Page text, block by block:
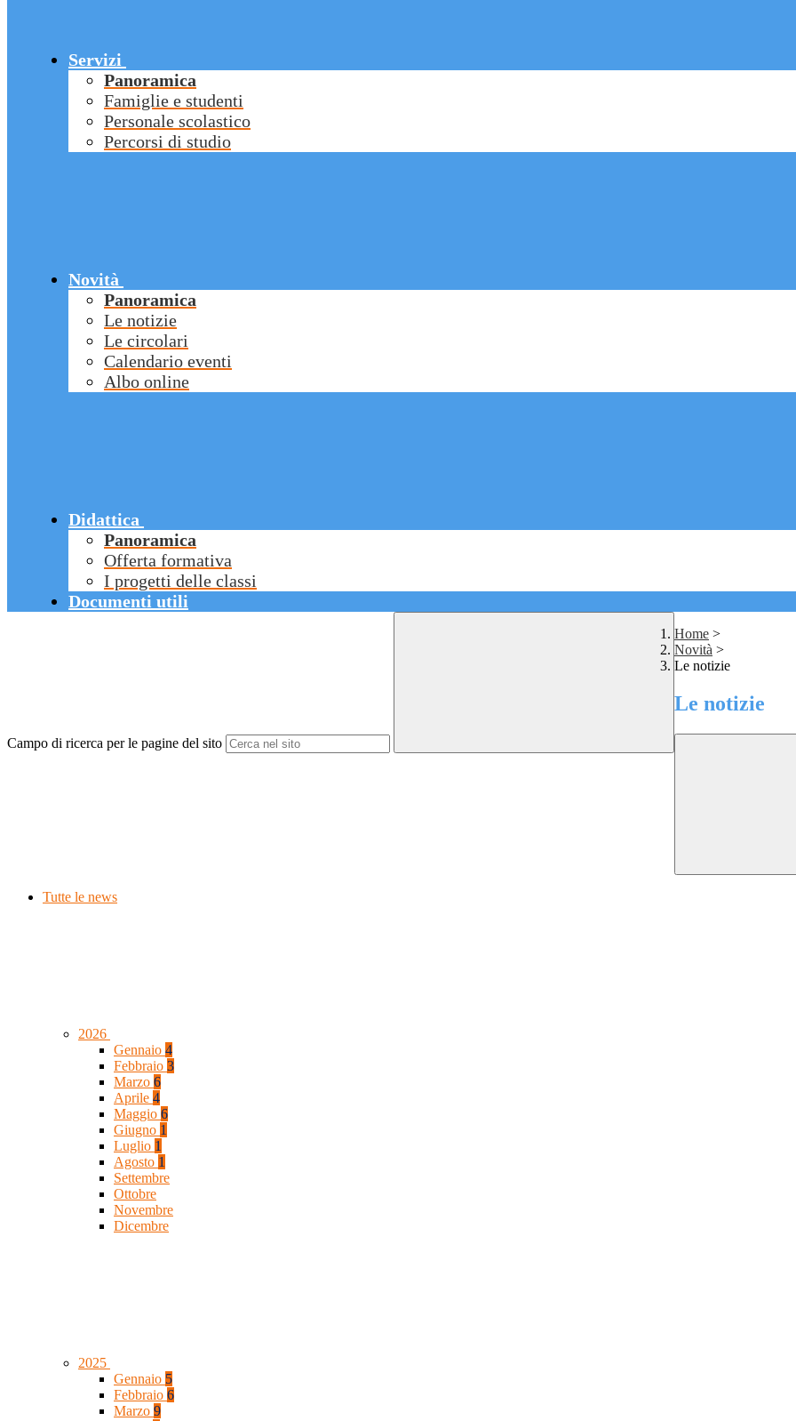
Servizi
Panoramica
Famiglie e studenti
Personale scolastico
Percorsi di studio
Novità
Panoramica
Le notizie
Le circolari
Calendario eventi
Albo online
Didattica
Panoramica
Offerta formativa
I progetti delle classi
Documenti utili
Campo di ricerca per le pagine del sito
Home >
Novità >
Le notizie
Le notizie
Tutte le news
2026
Gennaio 4
Febbraio 3
Marzo 6
Aprile 4
Maggio 6
Giugno 1
Luglio 1
Agosto 1
Settembre
Ottobre
Novembre
Dicembre
2025
Gennaio 5
Febbraio 6
Marzo 9